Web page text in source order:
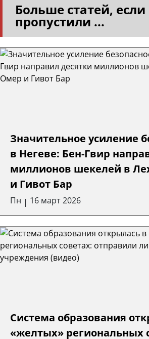
Больше статей,
пропустили ...
Значительное усиление
в Негеве: Бен-Гвир
миллионов шекелей в
и Гивот Бар
Пн | 16 март 2026
Система образования
«желтых» региональных